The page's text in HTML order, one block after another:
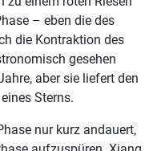
– eben die des
die Kontraktion des
gesehen
aber sie liefert den
Sterns.
nur kurz andauert,